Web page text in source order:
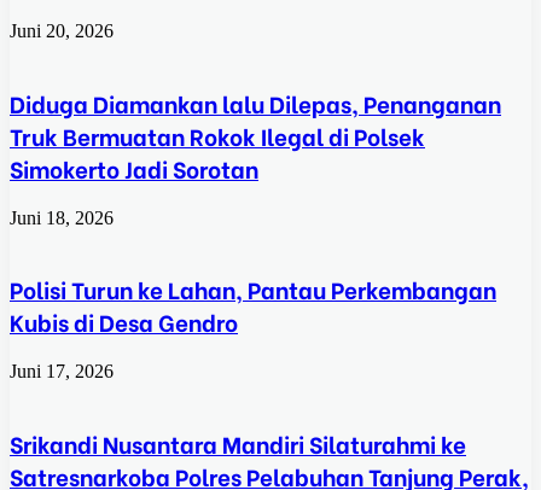
Juni 20, 2026
Diduga Diamankan lalu Dilepas, Penanganan
Truk Bermuatan Rokok Ilegal di Polsek
Simokerto Jadi Sorotan
Juni 18, 2026
Polisi Turun ke Lahan, Pantau Perkembangan
Kubis di Desa Gendro
Juni 17, 2026
Srikandi Nusantara Mandiri Silaturahmi ke
Satresnarkoba Polres Pelabuhan Tanjung Perak,